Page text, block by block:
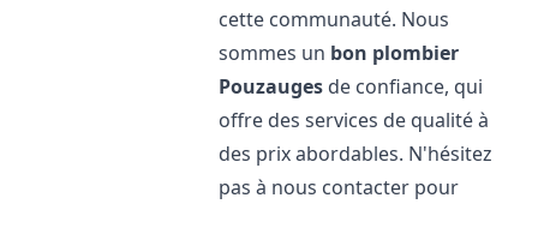
cette communauté. Nous
sommes un bon plombier
Pouzauges de confiance, qui
offre des services de qualité à
des prix abordables. N'hésitez
pas à nous contacter pour